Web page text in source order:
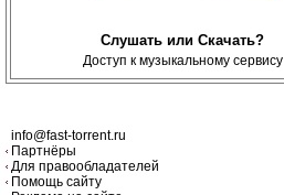
Слушать или Скачать?
Доступ к музыкальному сервису
info@fast-torrent.ru
Партнёры
Для правообладателей
Помощь сайту